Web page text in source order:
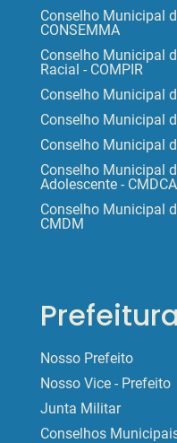
Conselho Municipal
CONSEMMA
Conselho Municipal
Racial - COMPIR
Conselho Municipal
Conselho Municipal
Conselho Municipal
Conselho Municipal
Adolescente - CMDCA
Conselho Municipal
CMDM
Prefeitura
Nosso Prefeito
Nosso Vice - Prefeito
Junta Militar
Conselhos